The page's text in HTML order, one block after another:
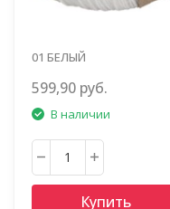
01 БЕЛЫЙ
599,90 руб.
В наличии
Купить